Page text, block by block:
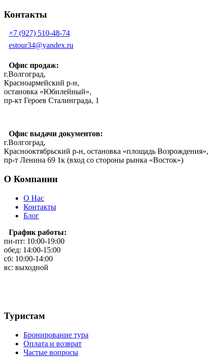
Контакты
+7 (927) 510-48-74
estour34@yandex.ru
Офис продаж:
г.Волгоград,
Красноармейский р-н,
остановка «Юбилейный»,
пр-кт Героев Сталинграда, 1
Офис выдачи документов:
г.Волгоград,
Краснооктябрьский р-н, остановка «площадь Возрождения»,
пр-т Ленина 69 1к (вход со стороны рынка «Восток»)
О Компании
О Нас
Контакты
Блог
График работы:
пн-пт: 10:00-19:00
обед: 14:00-15:00
сб: 10:00-14:00
вс: выходной
Туристам
Бронирование тура
Оплата и возврат
Частые вопросы